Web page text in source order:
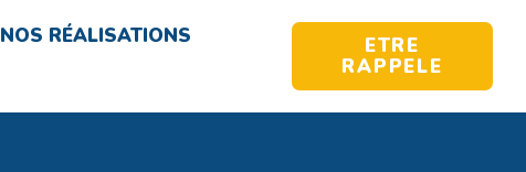
NOS RÉALISATIONS
ETRE
RAPPELE